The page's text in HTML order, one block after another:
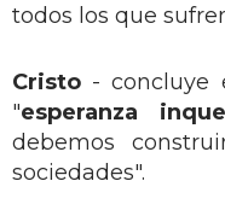
todos los que
Cristo - concluye
"esperanza
debemos
sociedades".